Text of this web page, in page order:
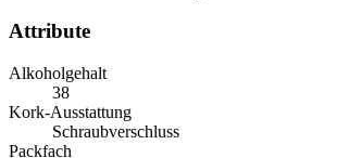
Attribute
Alkoholgehalt
38
Kork-Ausstattung
Schraubverschluss
Packfach